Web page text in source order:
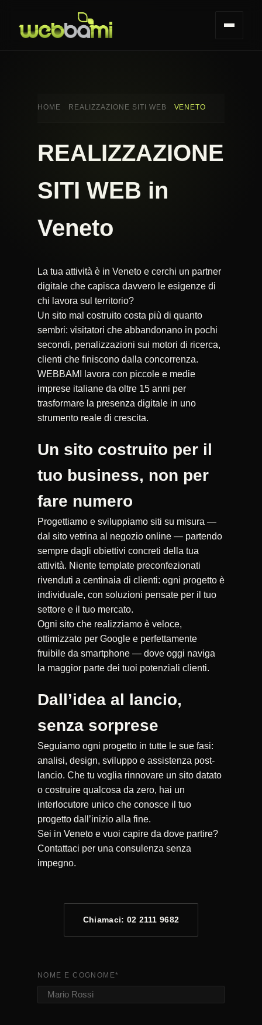
HOME REALIZZAZIONE SITI WEB VENETO
REALIZZAZIONE
SITI WEB in
Veneto
La tua attività è in Veneto e cerchi un partner
digitale che capisca davvero le esigenze di
chi lavora sul territorio?
Un sito mal costruito costa più di quanto
sembri: visitatori che abbandonano in pochi
secondi, penalizzazioni sui motori di ricerca,
clienti che finiscono dalla concorrenza.
WEBBAMI lavora con piccole e medie
imprese italiane da oltre 15 anni per
trasformare la presenza digitale in uno
strumento reale di crescita.
Un sito costruito per il
tuo business, non per
fare numero
Progettiamo e sviluppiamo siti su misura —
dal sito vetrina al negozio online — partendo
sempre dagli obiettivi concreti della tua
attività. Niente template preconfezionati
rivenduti a centinaia di clienti: ogni progetto è
individuale, con soluzioni pensate per il tuo
settore e il tuo mercato.
Ogni sito che realizziamo è veloce,
ottimizzato per Google e perfettamente
fruibile da smartphone — dove oggi naviga
la maggior parte dei tuoi potenziali clienti.
Dall’idea al lancio,
senza sorprese
Seguiamo ogni progetto in tutte le sue fasi:
analisi, design, sviluppo e assistenza post-
lancio. Che tu voglia rinnovare un sito datato
o costruire qualcosa da zero, hai un
interlocutore unico che conosce il tuo
progetto dall’inizio alla fine.
Sei in Veneto e vuoi capire da dove partire?
Contattaci per una consulenza senza
impegno.
Chiamaci: 02 2111 9682
NOME E COGNOME*